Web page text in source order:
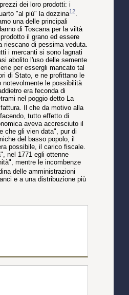
dei loro prodotti: i
"al più" la dozzina12.
una delle principali
di Toscana per la viltà
il grano ed essere
riescano di pessima veduta.
i mercanti si sono lagnati
abolito l'uso delle semente
per essergli mancato tal
di Stato, e ne profittano le
notevolmente le possibilità
era feconda di
nel poggio detto La
Il che da motivo alla
tutto effetto di
aveva accresciuto il
che gli vien data", pur di
del basso popolo, il
possibile, il carico fiscale.
nel 1771 egli ottenne
mentre le incombenze
delle amministrazioni
e a una distribuzione più